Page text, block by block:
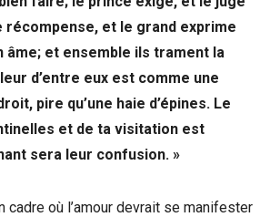
récompense, et le grand exprime
âme; et ensemble ils trament la
d’entre eux est comme une
pire qu’une haie d’épines. Le
et de ta visitation est
sera leur confusion. »
cadre où l’amour devrait se manifester